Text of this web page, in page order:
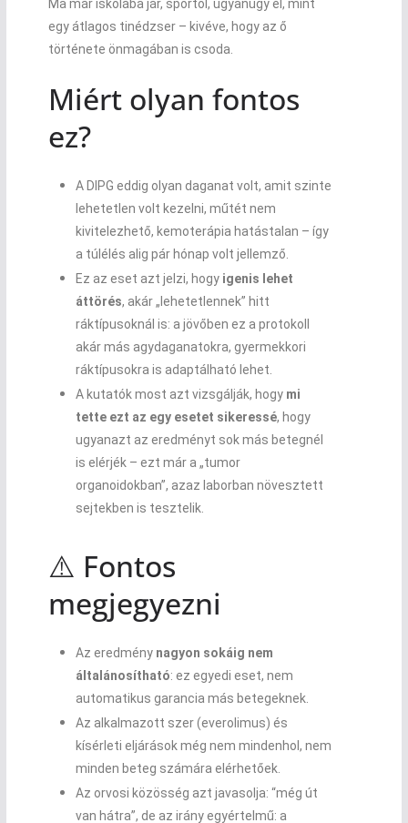
Ma már iskolába jár, sportol, ugyanúgy él, mint
egy átlagos tinédzser – kivéve, hogy az ő
története önmagában is csoda.
Miért olyan fontos
ez?
A DIPG eddig olyan daganat volt, amit szinte
lehetetlen volt kezelni, műtét nem
kivitelezhető, kemoterápia hatástalan – így
a túlélés alig pár hónap volt jellemző.
Ez az eset azt jelzi, hogy igenis lehet
áttörés, akár „lehetetlennek” hitt
ráktípusoknál is: a jövőben ez a protokoll
akár más agydaganatokra, gyermekkori
ráktípusokra is adaptálható lehet.
A kutatók most azt vizsgálják, hogy mi
tette ezt az egy esetet sikeressé, hogy
ugyanazt az eredményt sok más betegnél
is elérjék – ezt már a „tumor
organoidokban”, azaz laborban növesztett
sejtekben is tesztelik.
⚠️ Fontos
megjegyezni
Az eredmény nagyon sokáig nem
általánosítható: ez egyedi eset, nem
automatikus garancia más betegeknek.
Az alkalmazott szer (everolimus) és
kísérleti eljárások még nem mindenhol, nem
minden beteg számára elérhetőek.
Az orvosi közösség azt javasolja: “még út
van hátra”, de az irány egyértelmű: a